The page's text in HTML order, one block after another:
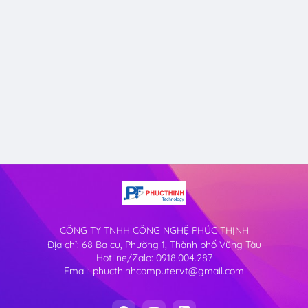
CÔNG TY TNHH CÔNG NGHỆ PHÚC THỊNH
Địa chỉ: 68 Ba cu, Phường 1, Thành phố Vũng Tàu
Hotline/Zalo: 0918.004.287
Email: phucthinhcomputervt@gmail.com